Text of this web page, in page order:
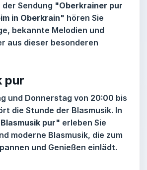
Sendung "Oberkrainer pur
in Oberkrain" hören Sie
bekannte Melodien und
aus dieser besonderen
pur
und Donnerstag von 20:00 bis
die Stunde der Blasmusik. In
pur" erleben Sie
moderne Blasmusik, die zum
und Genießen einlädt.